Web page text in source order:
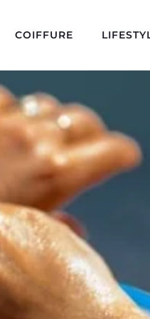
COIFFURE